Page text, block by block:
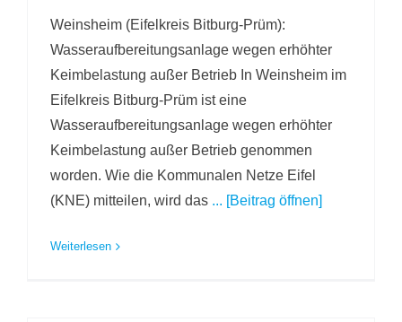
Weinsheim (Eifelkreis Bitburg-Prüm):
Wasseraufbereitungsanlage wegen erhöhter
Keimbelastung außer Betrieb In Weinsheim im
Eifelkreis Bitburg-Prüm ist eine
Wasseraufbereitungsanlage wegen erhöhter
Keimbelastung außer Betrieb genommen
worden. Wie die Kommunalen Netze Eifel
(KNE) mitteilen, wird das ... [Beitrag öffnen]
Weiterlesen